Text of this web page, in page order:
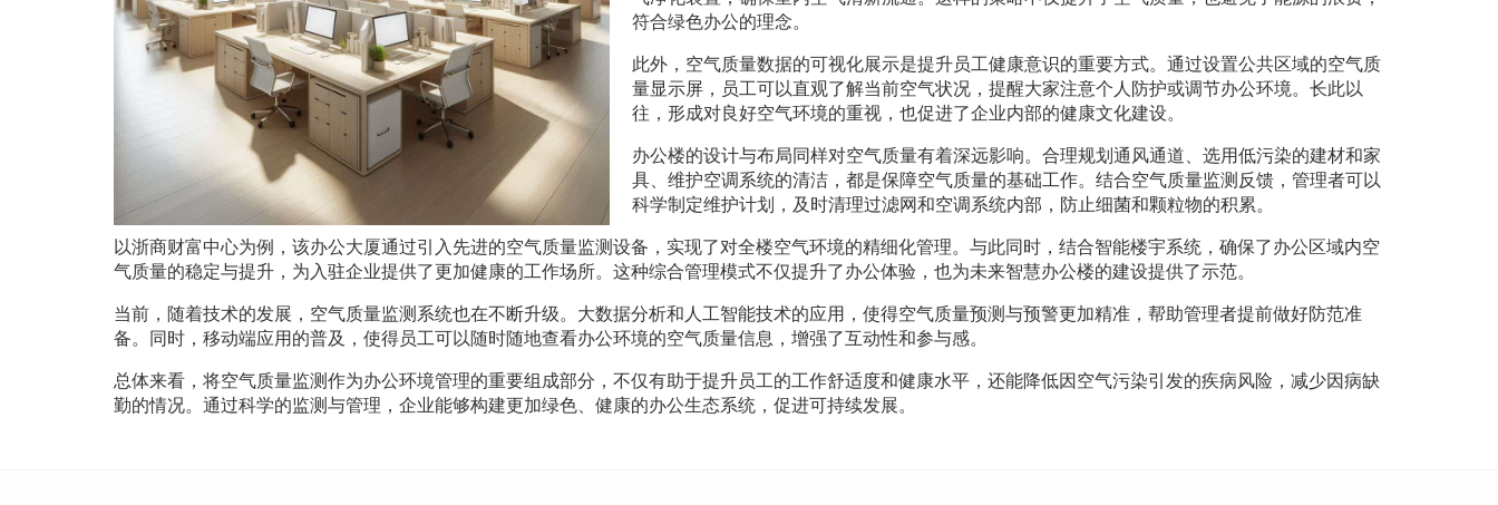
符合绿色办公的理念。
此外，空气质量数据的可视化展示是提升员工健康意识的重要方式。通过设置公共区域的空气质
量显示屏，员工可以直观了解当前空气状况，提醒大家注意个人防护或调节办公环境。长此以
往，形成对良好空气环境的重视，也促进了企业内部的健康文化建设。
办公楼的设计与布局同样对空气质量有着深远影响。合理规划通风通道、选用低污染的建材和家
具、维护空调系统的清洁，都是保障空气质量的基础工作。结合空气质量监测反馈，管理者可以
科学制定维护计划，及时清理过滤网和空调系统内部，防止细菌和颗粒物的积累。
以浙商财富中心为例，该办公大厦通过引入先进的空气质量监测设备，实现了对全楼空气环境的精细化管理。与此同时，结合智能楼宇系统，确保了办公区域内空
气质量的稳定与提升，为入驻企业提供了更加健康的工作场所。这种综合管理模式不仅提升了办公体验，也为未来智慧办公楼的建设提供了示范。
当前，随着技术的发展，空气质量监测系统也在不断升级。大数据分析和人工智能技术的应用，使得空气质量预测与预警更加精准，帮助管理者提前做好防范准
备。同时，移动端应用的普及，使得员工可以随时随地查看办公环境的空气质量信息，增强了互动性和参与感。
总体来看，将空气质量监测作为办公环境管理的重要组成部分，不仅有助于提升员工的工作舒适度和健康水平，还能降低因空气污染引发的疾病风险，减少因病缺
勤的情况。通过科学的监测与管理，企业能够构建更加绿色、健康的办公生态系统，促进可持续发展。